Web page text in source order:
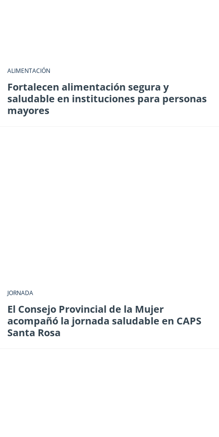
ALIMENTACIÓN
Fortalecen alimentación segura y
saludable en instituciones para personas
mayores
JORNADA
El Consejo Provincial de la Mujer
acompañó la jornada saludable en CAPS
Santa Rosa